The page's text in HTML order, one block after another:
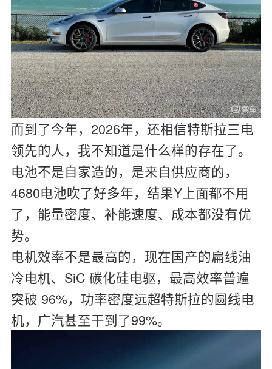
而到了今年，2026年，还相信特斯拉三电
领先的人，我不知道是什么样的存在了。
电池不是自家造的，是来自供应商的，
4680电池吹了好多年，结果Y上面都不用
了，能量密度、补能速度、成本都没有优
势。
电机效率不是最高的，现在国产的扁线油
冷电机、SiC 碳化硅电驱，最高效率普遍
突破 96%，功率密度远超特斯拉的圆线电
机，广汽甚至干到了99%。